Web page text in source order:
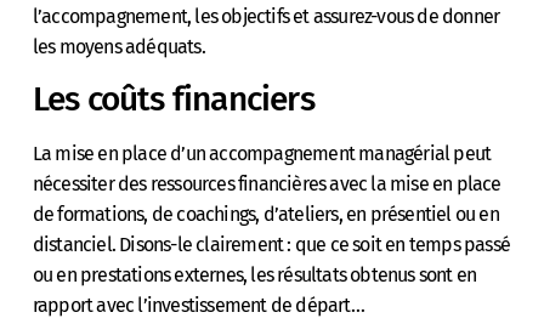
l’accompagnement, les objectifs et assurez-vous de donner
les moyens adéquats.
Les coûts financiers
La mise en place d’un accompagnement managérial peut
nécessiter des ressources financières avec la mise en place
de formations, de coachings, d’ateliers, en présentiel ou en
distanciel. Disons-le clairement : que ce soit en temps passé
ou en prestations externes, les résultats obtenus sont en
rapport avec l’investissement de départ…